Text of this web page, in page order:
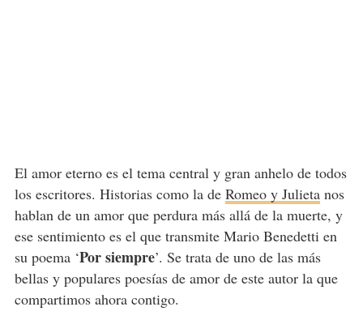
El amor eterno es el tema central y gran anhelo de todos
los escritores. Historias como la de Romeo y Julietanos
hablan de un amor que perdura más allá de la muerte, y
ese sentimiento es el que transmite Mario Benedetti en
su poema ‘Por siempre’. Se trata de uno de las más
bellas y populares poesías de amor de este autor la que
compartimos ahora contigo.